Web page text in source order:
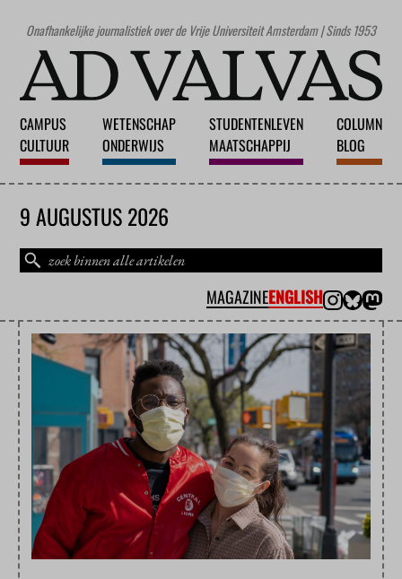
Onafhankelijke journalistiek over de Vrije Universiteit Amsterdam | Sinds 1953
CAMPUS
CULTUUR
WETENSCHAP
ONDERWIJS
STUDENTENLEVEN
MAATSCHAPPIJ
COLUMN
BLOG
9 AUGUSTUS 2026
MAGAZINEENGLISH